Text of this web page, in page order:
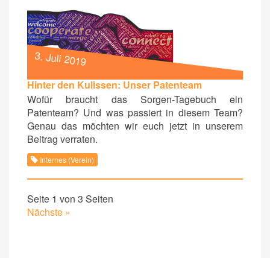
3. Juli 2019
Hinter den Kulissen: Unser Patenteam
Wofür braucht das Sorgen-Tagebuch ein
Patenteam? Und was passiert in diesem Team?
Genau das möchten wir euch jetzt in unserem
Beitrag verraten.
Internes (Verein)
Seite 1 von 3 Seiten
Nächste »